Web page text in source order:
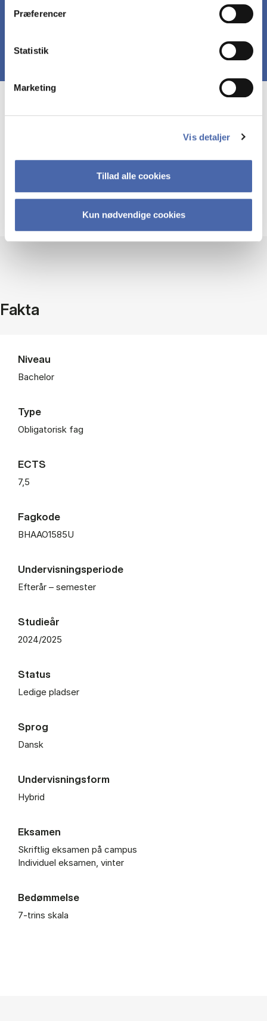
Præferencer
Statistik
Marketing
Vis detaljer
Tillad alle cookies
Kun nødvendige cookies
Herudover skal de studerende have en
grundlæggende kendskab til matematik svarende
til minimum B niveau.
Fakta
Niveau
Bachelor
Type
Obligatorisk fag
ECTS
7,5
Fagkode
BHAAO1585U
Undervisningsperiode
Efterår – semester
Studieår
2024/2025
Status
Ledige pladser
Sprog
Dansk
Undervisningsform
Hybrid
Eksamen
Skriftlig eksamen på campus
Individuel eksamen, vinter
Bedømmelse
7-trins skala